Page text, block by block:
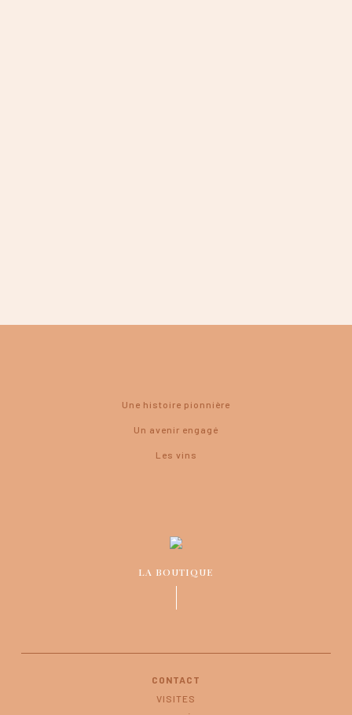
Une histoire pionnière
Un avenir engagé
Les vins
LA BOUTIQUE
CONTACT
VISITES